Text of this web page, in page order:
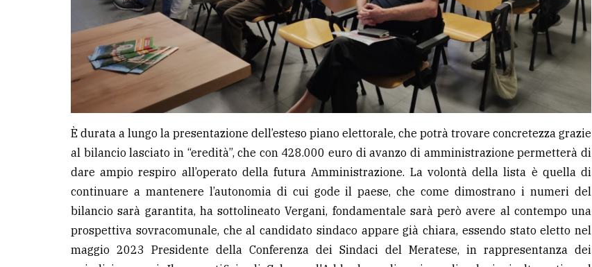
È durata a lungo la presentazione dell’esteso piano elettorale, che potrà trovare concretezza grazie
al bilancio lasciato in “eredità”, che con 428.000 euro di avanzo di amministrazione permetterà di
dare ampio respiro all’operato della futura Amministrazione. La volontà della lista è quella di
continuare a mantenere l’autonomia di cui gode il paese, che come dimostrano i numeri del
bilancio sarà garantita, ha sottolineato Vergani, fondamentale sarà però avere al contempo una
prospettiva sovracomunale, che al candidato sindaco appare già chiara, essendo stato eletto nel
maggio 2023 Presidente della Conferenza dei Sindaci del Meratese, in rappresentanza dei